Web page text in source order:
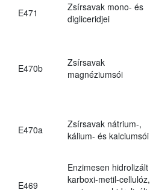
E471
Zsírsavak mono- és
digliceridjei
E470b
Zsírsavak
magnéziumsói
E470a
Zsírsavak nátrium-,
kálium- és kalciumsói
E469
Enzimesen hidrolizált
karboxi-metil-cellulóz,